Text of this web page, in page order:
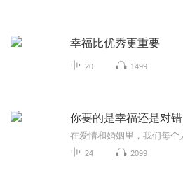
幸福比优秀更重要
20 1499
你要的是幸福还是对错
24 2099